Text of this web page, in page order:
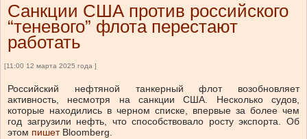
Санкции США против российского
“теневого” флота перестают
работать
[11:00 12 марта 2025 года ]
Российский нефтяной танкерный флот возобновляет
активность, несмотря на санкции США. Несколько судов,
которые находились в черном списке, впервые за более чем
год загрузили нефть, что способствовало росту экспорта. Об
этом пишетBloomberg.